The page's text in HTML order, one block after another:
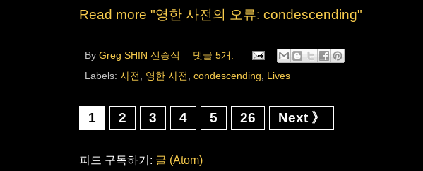
Read more "영한 사전의 오류: condescending"
By Greg SHIN 신승식
댓글 5개:
Labels: 사전 영한 사전 condescending Lives
1 2 3 4 5 26 Next 》
피드 구독하기: 글 (Atom)